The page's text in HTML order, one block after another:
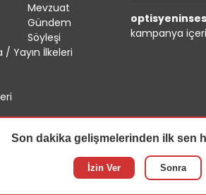
Mevzuat
Gündem
Söyleşi
/ Yayın İlkeleri
kampanya
Son dakika gelişmelerinden ilk sen
İzin Ver Sonra